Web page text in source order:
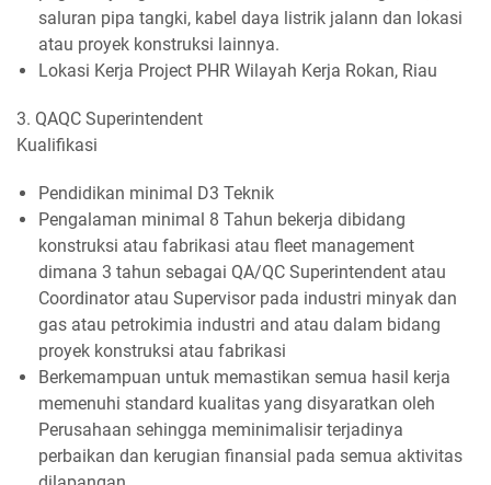
saluran pipa tangki, kabel daya listrik jalann dan lokasi
atau proyek konstruksi lainnya.
Lokasi Kerja Project PHR Wilayah Kerja Rokan, Riau
3. QAQC Superintendent
Kualifikasi
Pendidikan minimal D3 Teknik
Pengalaman minimal 8 Tahun bekerja dibidang
konstruksi atau fabrikasi atau fleet management
dimana 3 tahun sebagai QA/QC Superintendent atau
Coordinator atau Supervisor pada industri minyak dan
gas atau petrokimia industri and atau dalam bidang
proyek konstruksi atau fabrikasi
Berkemampuan untuk memastikan semua hasil kerja
memenuhi standard kualitas yang disyaratkan oleh
Perusahaan sehingga meminimalisir terjadinya
perbaikan dan kerugian finansial pada semua aktivitas